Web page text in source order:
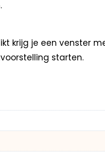
krijg je een venster
starten.